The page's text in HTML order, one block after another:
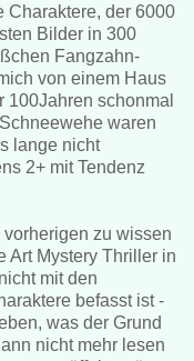
Charaktere, der 6000
Bilder in 300
Fangzahn-
von einem Haus
100Jahren schonmal
waren
lange nicht
2+ mit Tendenz
zu wissen
Art Mystery Thriller in
mit den
befasst ist -
was der Grund
nicht mehr lesen